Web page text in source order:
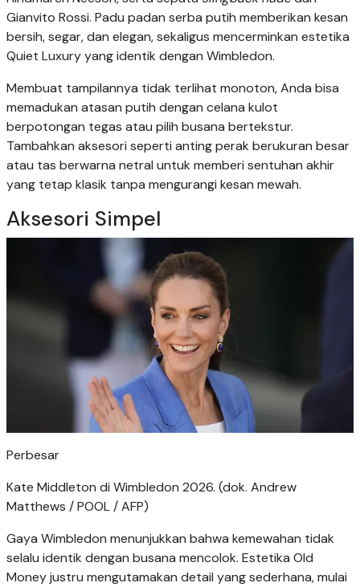
Gianvito Rossi. Padu padan serba putih memberikan kesan
bersih, segar, dan elegan, sekaligus mencerminkan estetika
Quiet Luxury yang identik dengan Wimbledon.
Membuat tampilannya tidak terlihat monoton, Anda bisa
memadukan atasan putih dengan celana kulot
berpotongan tegas atau pilih busana bertekstur.
Tambahkan aksesori seperti anting perak berukuran besar
atau tas berwarna netral untuk memberi sentuhan akhir
yang tetap klasik tanpa mengurangi kesan mewah.
Aksesori Simpel
Perbesar
Kate Middleton di Wimbledon 2026. (dok. Andrew
Matthews / POOL / AFP)
Gaya Wimbledon menunjukkan bahwa kemewahan tidak
selalu identik dengan busana mencolok. Estetika Old
Money justru mengutamakan detail yang sederhana, mulai